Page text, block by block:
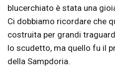
blucerchiato è stata una
Ci dobbiamo ricordare che
costruita per grandi
lo scudetto, ma quello fu il
della Sampdoria.